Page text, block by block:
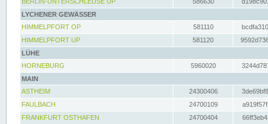
LYCHENER GEWÄSSER
HIMMELPFORT OP
581110
HIMMELPFORT UP
581120
LÜHE
HORNEBURG
5960020
MAIN
ASTHEIM
24300406
FAULBACH
24700109
FRANKFURT OSTHAFEN
24700404